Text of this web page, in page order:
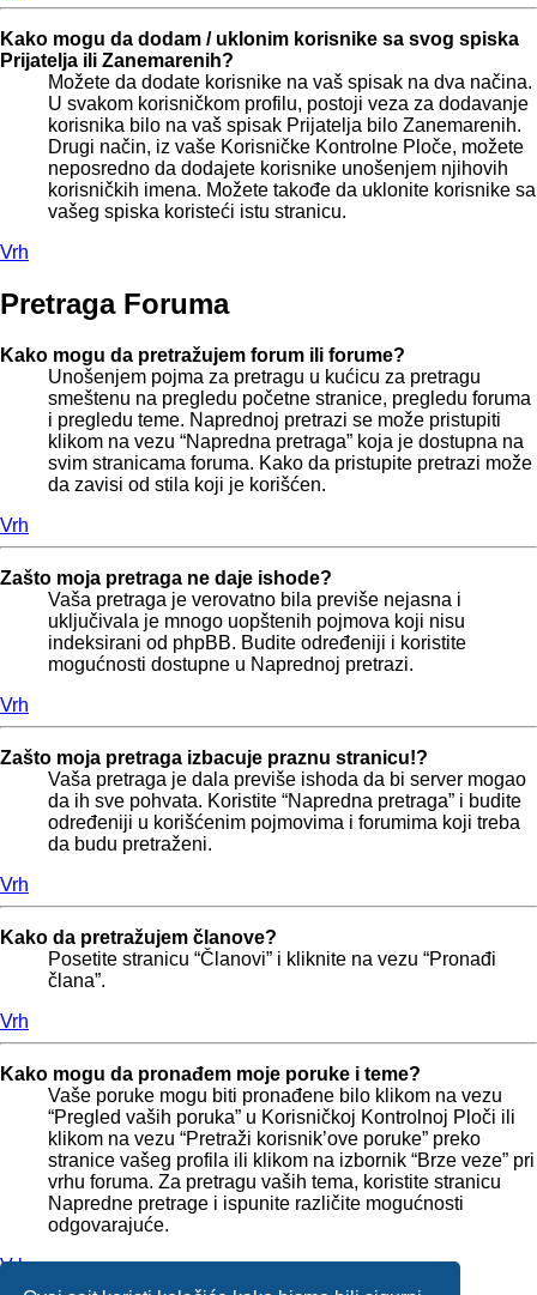
Kako mogu da dodam / uklonim korisnike sa svog spiska
Prijatelja ili Zanemarenih?
Možete da dodate korisnike na vaš spisak na dva načina.
U svakom korisničkom profilu, postoji veza za dodavanje
korisnika bilo na vaš spisak Prijatelja bilo Zanemarenih.
Drugi način, iz vaše Korisničke Kontrolne Ploče, možete
neposredno da dodajete korisnike unošenjem njihovih
korisničkih imena. Možete takođe da uklonite korisnike sa
vašeg spiska koristeći istu stranicu.
Vrh
Pretraga Foruma
Kako mogu da pretražujem forum ili forume?
Unošenjem pojma za pretragu u kućicu za pretragu
smeštenu na pregledu početne stranice, pregledu foruma
i pregledu teme. Naprednoj pretrazi se može pristupiti
klikom na vezu “Napredna pretraga” koja je dostupna na
svim stranicama foruma. Kako da pristupite pretrazi može
da zavisi od stila koji je korišćen.
Vrh
Zašto moja pretraga ne daje ishode?
Vaša pretraga je verovatno bila previše nejasna i
uključivala je mnogo uopštenih pojmova koji nisu
indeksirani od phpBB. Budite određeniji i koristite
mogućnosti dostupne u Naprednoj pretrazi.
Vrh
Zašto moja pretraga izbacuje praznu stranicu!?
Vaša pretraga je dala previše ishoda da bi server mogao
da ih sve pohvata. Koristite “Napredna pretraga” i budite
određeniji u korišćenim pojmovima i forumima koji treba
da budu pretraženi.
Vrh
Kako da pretražujem članove?
Posetite stranicu “Članovi” i kliknite na vezu “Pronađi
člana”.
Vrh
Kako mogu da pronađem moje poruke i teme?
Vaše poruke mogu biti pronađene bilo klikom na vezu
“Pregled vaših poruka” u Korisničkoj Kontrolnoj Ploči ili
klikom na vezu “Pretraži korisnik’ove poruke” preko
stranice vašeg profila ili klikom na izbornik “Brze veze” pri
vrhu foruma. Za pretragu vaših tema, koristite stranicu
Napredne pretrage i ispunite različite mogućnosti
odgovarajuće.
Vrh